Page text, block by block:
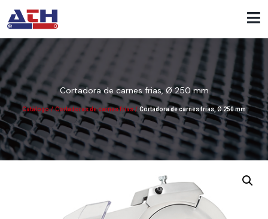
Cortadora de carnes frias, Ø 250 mm
Catálogo / Cortadoras de carnes frias / Cortadora de carnes frias, Ø 250 mm